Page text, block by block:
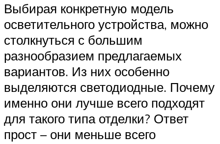
Выбирая конкретную модель
осветительного устройства, можно
столкнуться с большим
разнообразием предлагаемых
вариантов. Из них особенно
выделяются светодиодные. Почему
именно они лучше всего подходят
для такого типа отделки? Ответ
прост – они меньше всего